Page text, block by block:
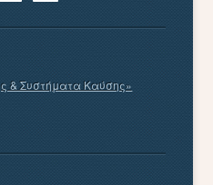
& Συστήματα Καύσης»